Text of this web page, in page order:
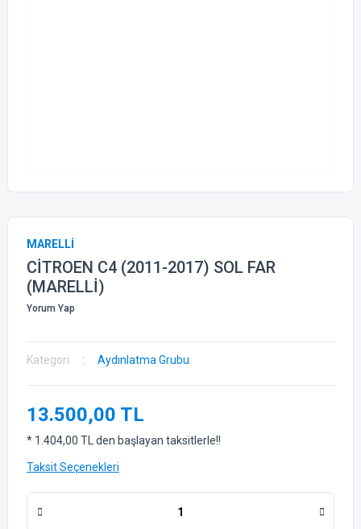
MARELLİ
CİTROEN C4 (2011-2017) SOL FAR
(MARELLİ)
Yorum Yap
Kategori Aydınlatma Grubu
13.500,00 TL
* 1.404,00 TL den başlayan taksitlerle!!
Taksit Seçenekleri